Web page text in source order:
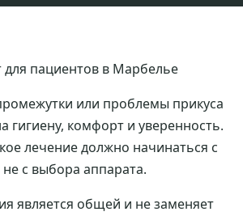
для пациентов в Марбелье
или проблемы прикуса
гигиену, комфорт и уверенность.
лечение должно начинаться с
не с выбора аппарата.
является общей и не заменяет